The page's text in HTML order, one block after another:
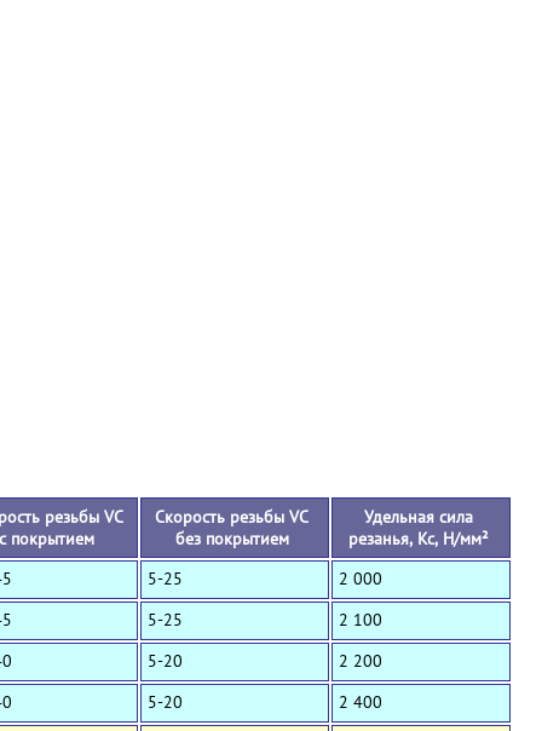
резьбы VC
с покрытием
Скорость резьбы VC
без покрытием
Удельная сила
резанья, Кс, Н/мм²
5-25
2 000
5-25
2 100
5-20
2 200
5-20
2 400